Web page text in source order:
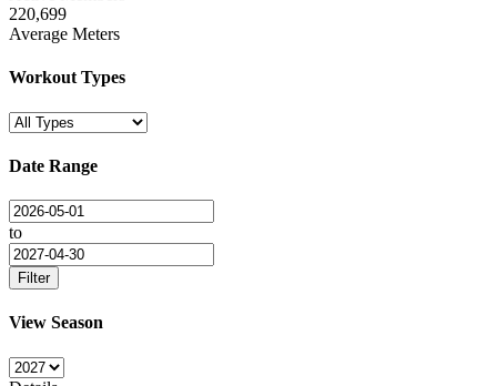
220,699
Average Meters
Workout Types
Date Range
to
Filter
View Season